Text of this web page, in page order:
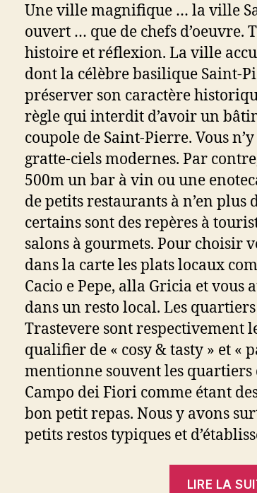
Une ville magnifique … la ville
ouvert … que de chefs d’oeuvre.
histoire et réflexion. La ville
dont la célèbre basilique Saint-
préserver son caractère
règle qui interdit d’avoir un
coupole de Saint-Pierre. Vous
gratte-ciels modernes. Par
500m un bar à vin ou une
de petits restaurants à n’en plus
certains sont des repères à
salons à gourmets. Pour choisir
dans la carte les plats locaux
Cacio e Pepe, alla Gricia et vous
dans un resto local. Les
Trastevere sont respectivement
qualifier de « cosy & tasty » et «
mentionne souvent les quartiers
Campo dei Fiori comme étant
bon petit repas. Nous y avons
petits restos typiques et
LIRE LA